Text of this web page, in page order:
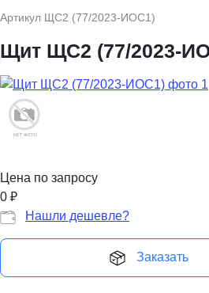
Артикул ЩС2 (77/2023-ИОС1)
Щит ЩС2 (77/2023-
Цена по запросу
0 ₽
Нашли дешевле?
Заказать